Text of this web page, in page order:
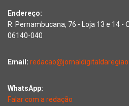
Endereço:
R. Pernambucana, 76 - Loja 13 e 14 -
06140-040
Email:
WhatsApp:
Falar com a redação